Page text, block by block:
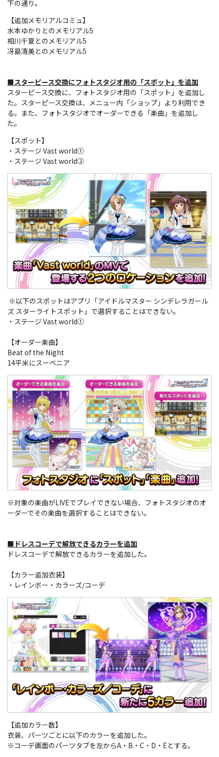
下の通り。
【追加メモリアルコミュ】
水本ゆかりとのメモリアル5
相川千夏とのメモリアル5
冴島清美とのメモリアル5
■スターピース交換にフォトスタジオ用の「スポット」を追加
スターピース交換に、フォトスタジオ用の「スポット」を追加し
た。スターピース交換は、メニュー内「ショップ」より利用でき
る。また、フォトスタジオでオーダーできる「楽曲」を追加し
た。
【スポット】
・ステージ Vast world①
・ステージ Vast world②
※以下のスポットはアプリ「アイドルマスター シンデレラガール
ズ スターライトスポット」で選択することはできない。
・ステージ Vast world①
【オーダー楽曲】
Beat of the Night
14平米にスーベニア
※対象の楽曲がLIVEでプレイできない場合、フォトスタジオのオ
ーダーでその楽曲を選択することはできない。
■ドレスコーデで解放できるカラーを追加
ドレスコーデで解放できるカラーを追加した。
【カラー追加衣装】
・レインボー・カラーズ/コーデ
【追加カラー数】
衣装、パーツごとに以下のカラーを追加した。
※コーデ画面のパーツタブを左からA・B・C・D・Eとする。